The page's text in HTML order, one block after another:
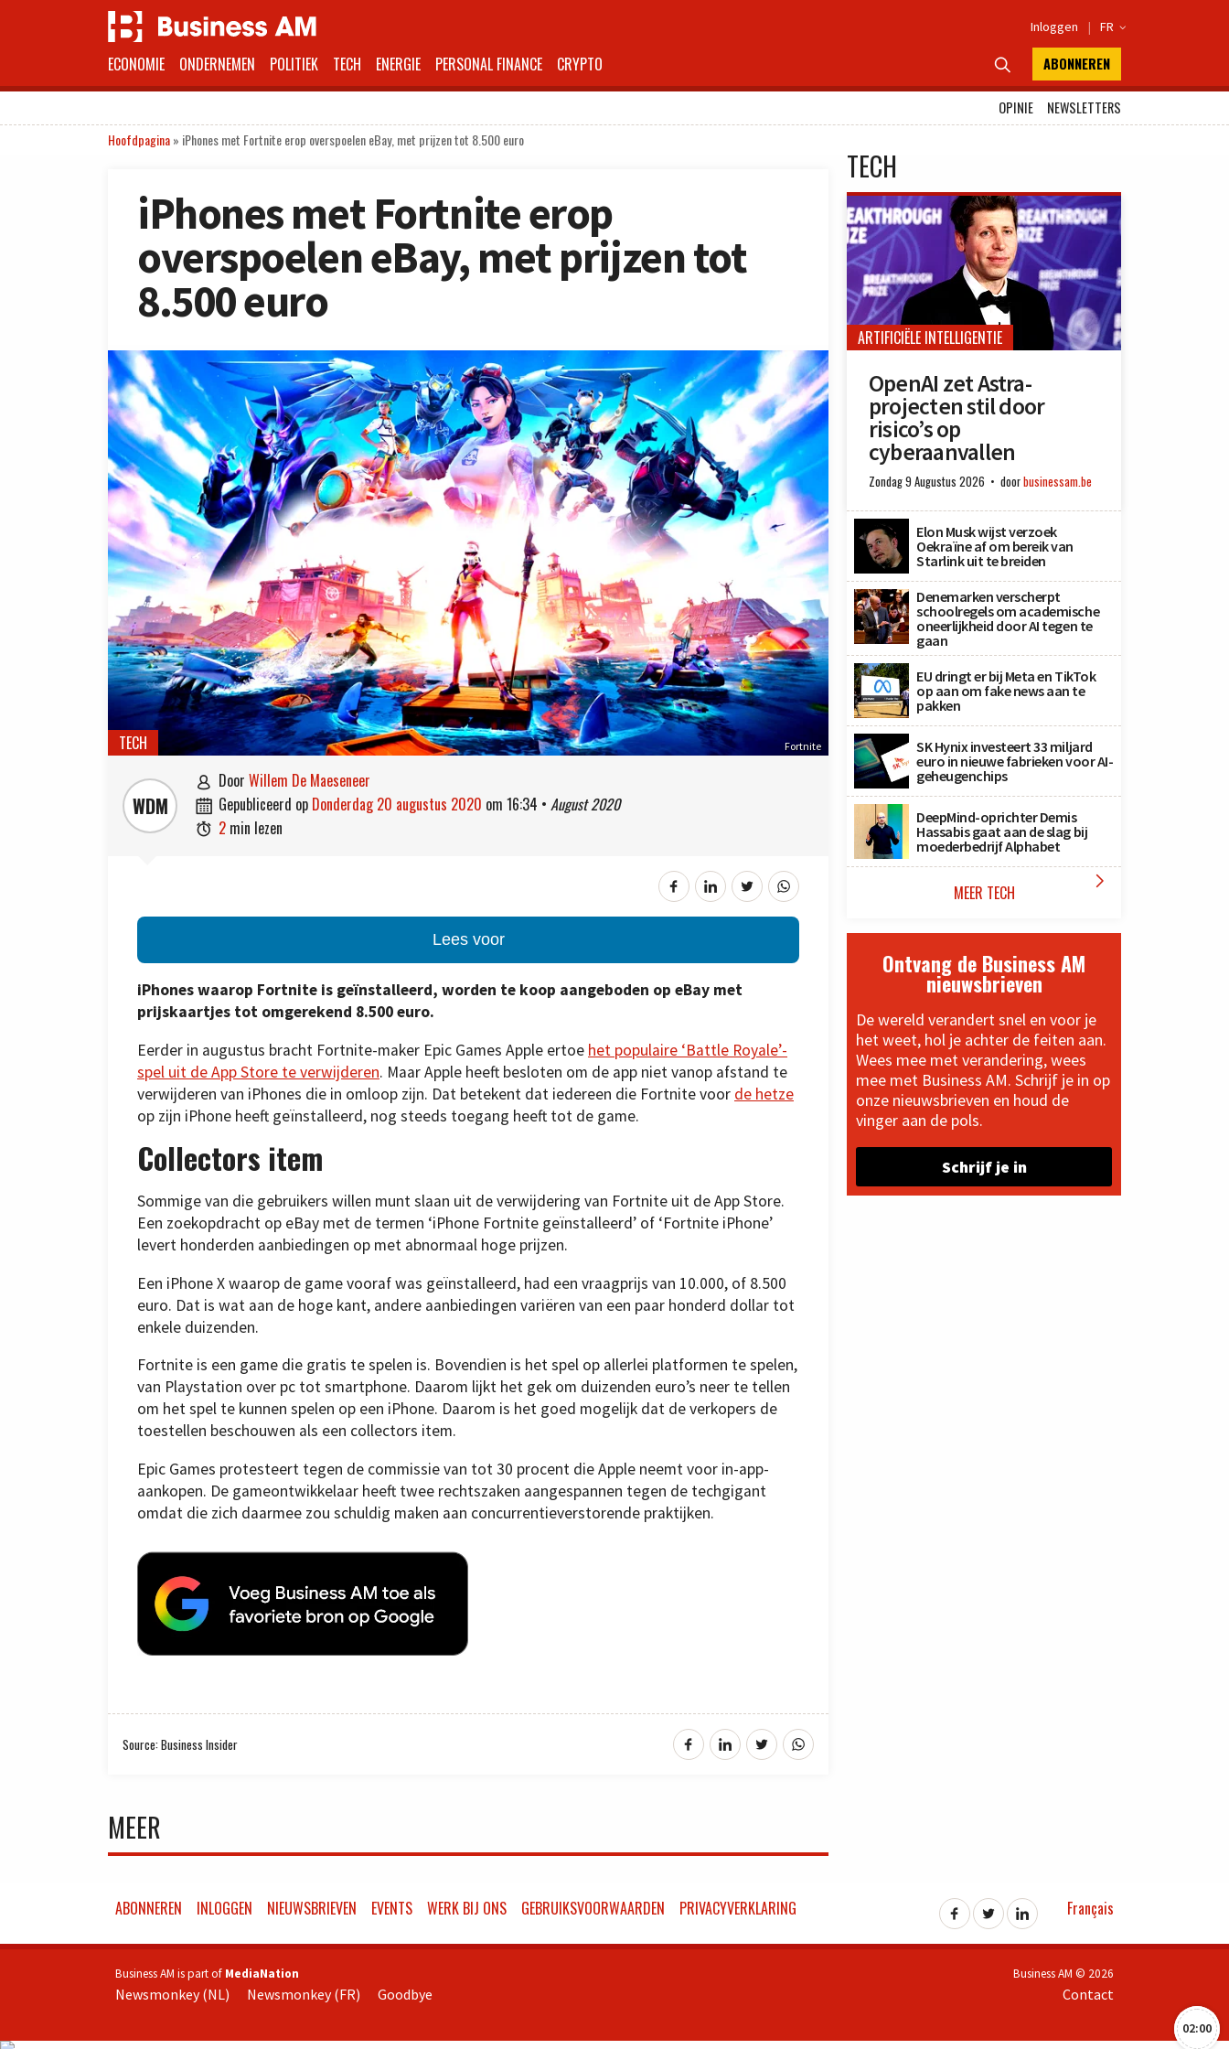
Inloggen | FR 
ECONOMIE ONDERNEMEN POLITIEK TECH ENERGIE PERSONAL FINANCE CRYPTO  ABONNEREN
OPINIE
NEWSLETTERS
Hoofdpagina» iPhones met Fortnite erop overspoelen eBay, met prijzen tot 8.500 euro
iPhones met Fortnite erop
overspoelen eBay, met prijzen tot
8.500 euro
Fortnite
TECH
WDM
 door Willem De Maeseneer
 gepubliceerd op donderdag 20 augustus 2020 om 16:34 • August 2020
 2 min lezen
Lees voor
iPhones waarop Fortnite is geïnstalleerd, worden te koop aangeboden op eBay met
prijskaartjes tot omgerekend 8.500 euro.
Eerder in augustus bracht Fortnite-maker Epic Games Apple ertoe het populaire ‘Battle Royale’-
spel uit de App Store te verwijderen. Maar Apple heeft besloten om de app niet vanop afstand te
verwijderen van iPhones die in omloop zijn. Dat betekent dat iedereen die Fortnite voor de hetze
op zijn iPhone heeft geïnstalleerd, nog steeds toegang heeft tot de game.
Collectors item
Sommige van die gebruikers willen munt slaan uit de verwijdering van Fortnite uit de App Store.
Een zoekopdracht op eBay met de termen ‘iPhone Fortnite geïnstalleerd’ of ‘Fortnite iPhone’
levert honderden aanbiedingen op met abnormaal hoge prijzen.
Een iPhone X waarop de game vooraf was geïnstalleerd, had een vraagprijs van 10.000, of 8.500
euro. Dat is wat aan de hoge kant, andere aanbiedingen variëren van een paar honderd dollar tot
enkele duizenden.
Fortnite is een game die gratis te spelen is. Bovendien is het spel op allerlei platformen te spelen,
van Playstation over pc tot smartphone. Daarom lijkt het gek om duizenden euro’s neer te tellen
om het spel te kunnen spelen op een iPhone. Daarom is het goed mogelijk dat de verkopers de
toestellen beschouwen als een collectors item.
Epic Games protesteert tegen de commissie van tot 30 procent die Apple neemt voor in-app-
aankopen. De gameontwikkelaar heeft twee rechtszaken aangespannen tegen de techgigant
omdat die zich daarmee zou schuldig maken aan concurrentieverstorende praktijken.
Source: Business Insider
MEER
TECH
ARTIFICIËLE INTELLIGENTIE
OpenAI zet Astra-
projecten stil door
risico’s op
cyberaanvallen
Zondag 9 Augustus 2026 doorbusinessam.be
Elon Musk wijst verzoek
Oekraïne af om bereik van
Starlink uit te breiden
Denemarken verscherpt
schoolregels om academische
oneerlijkheid door AI tegen te
gaan
EU dringt er bij Meta en TikTok
op aan om fake news aan te
pakken
SK Hynix investeert 33 miljard
euro in nieuwe fabrieken voor AI-
geheugenchips
DeepMind-oprichter Demis
Hassabis gaat aan de slag bij
moederbedrijf Alphabet
MEER TECH 
Ontvang de Business AM
nieuwsbrieven
De wereld verandert snel en voor je
het weet, hol je achter de feiten aan.
Wees mee met verandering, wees
mee met Business AM. Schrijf je in op
onze nieuwsbrieven en houd de
vinger aan de pols.
Schrijf je in
02:00
ABONNEREN INLOGGEN NIEUWSBRIEVEN EVENTS WERK BIJ ONS GEBRUIKSVOORWAARDEN PRIVACYVERKLARING Français
Business AM is part of MediaNation
Newsmonkey (NL) Newsmonkey (FR) Goodbye
Business AM © 2026
Contact